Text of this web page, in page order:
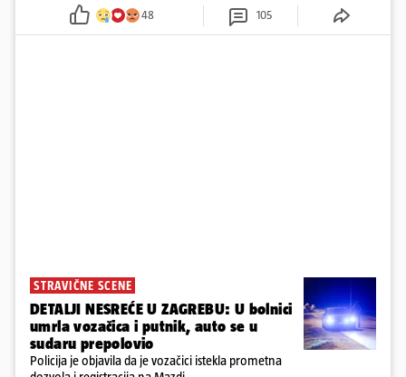
'Imamo 72 sata'
48 105
STRAVIČNE SCENE
DETALJI NESREĆE U ZAGREBU: U bolnici
umrla vozačica i putnik, auto se u
sudaru prepolovio
Policija je objavila da je vozačici istekla prometna